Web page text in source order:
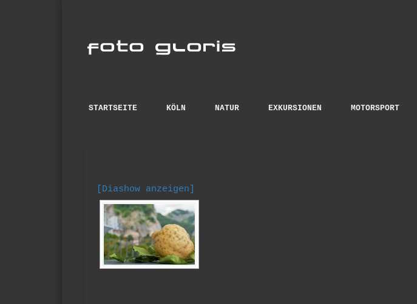
anspruchsvolle Fotos
STARTSEITE KÖLN NATUR EXKURSIONEN MOTORSPORT
[Diashow anzeigen]